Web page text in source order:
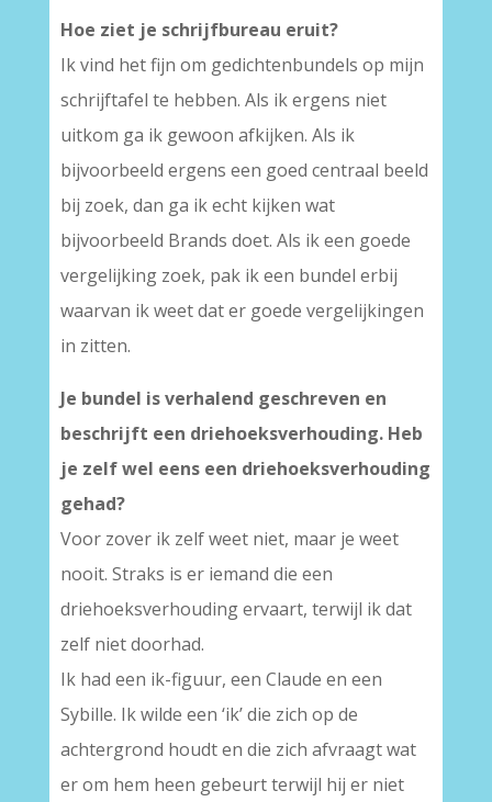
Hoe ziet je schrijfbureau eruit?
Ik vind het fijn om gedichtenbundels op mijn
schrijftafel te hebben. Als ik ergens niet
uitkom ga ik gewoon afkijken. Als ik
bijvoorbeeld ergens een goed centraal beeld
bij zoek, dan ga ik echt kijken wat
bijvoorbeeld Brands doet. Als ik een goede
vergelijking zoek, pak ik een bundel erbij
waarvan ik weet dat er goede vergelijkingen
in zitten.
Je bundel is verhalend geschreven en
beschrijft een driehoeksverhouding. Heb
je zelf wel eens een driehoeksverhouding
gehad?
Voor zover ik zelf weet niet, maar je weet
nooit. Straks is er iemand die een
driehoeksverhouding ervaart, terwijl ik dat
zelf niet doorhad.
Ik had een ik-figuur, een Claude en een
Sybille. Ik wilde een ‘ik’ die zich op de
achtergrond houdt en die zich afvraagt wat
er om hem heen gebeurt terwijl hij er niet